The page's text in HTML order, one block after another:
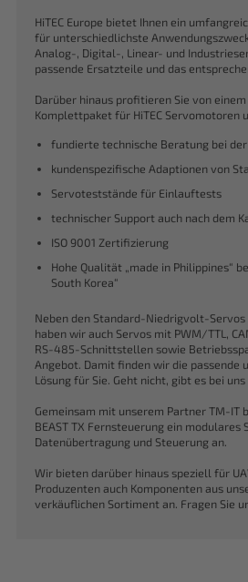
HiTEC Europe bietet Ihnen ein
für unterschiedlichste
Analog-, Digital-, Linear- und
passende Ersatzteile und das
Darüber hinaus profitieren Sie von
Komplettpaket für HiTEC Servomotoren
fundierte technische Beratung bei
kundenspezifische Adaptionen von
Servoteststände für Einlauftests
technischer Support auch nach dem
ISO 9001 Zertifizierung
Hohe Qualität „made in Philippines“
South Korea“
Neben den Standard-Niedrigvolt-
haben wir auch Servos mit PWM/TTL,
RS-485-Schnittstellen sowie
Angebot. Damit finden wir die passende
Lösung für Sie. Geht nicht, gibt es bei uns
Gemeinsam mit unserem Partner TM-IT
BEAST TX Fernsteuerung ein modulares
Datenübertragung und Steuerung an.
Wir bieten darüber hinaus speziell für
Produzenten auch Komponenten aus
verkäuflichen Sortiment an. Fragen Sie